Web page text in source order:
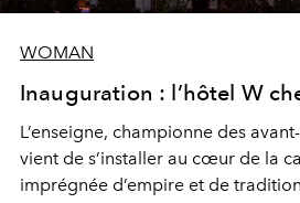
WOMAN
Inauguration : l’hôtel W
L’enseigne, championne des
vient de s’installer au cœur de la
imprégnée d’empire et de